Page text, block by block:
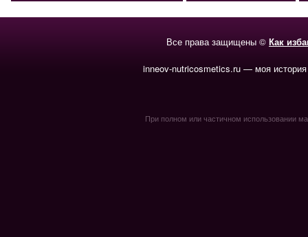
Все права защищены © Как
inneov-nutricosmetics.ru — моя
При полном или частичном использовании